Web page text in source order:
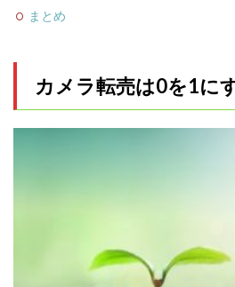
まとめ
カメラ転売は0を1に